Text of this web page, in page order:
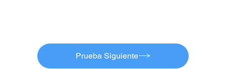
Prueba Siguiente